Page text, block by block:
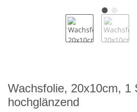
Wachsfolie, 20x10cm, 1
hochglänzend